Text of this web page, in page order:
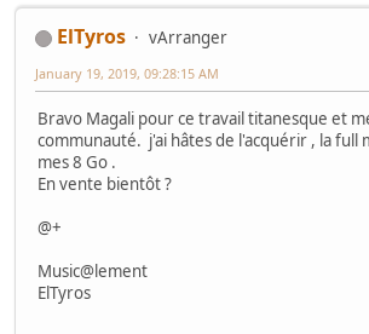
ElTyros
vArranger
January 19, 2019, 09:28:15 AM
Bravo Magali pour ce travail titanesque et
communauté. j'ai hâtes de l'acquérir , la full
mes 8 Go .
En vente bientôt ?
@+
Music@lement
ElTyros